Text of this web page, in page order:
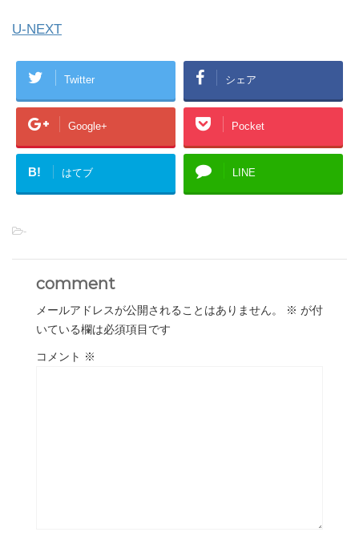
U-NEXT
Twitter シェア
Google+ Pocket
B! はてブ LINE
-
comment
メールアドレスが公開されることはありません。 ※ が付
いている欄は必須項目です
コメント ※